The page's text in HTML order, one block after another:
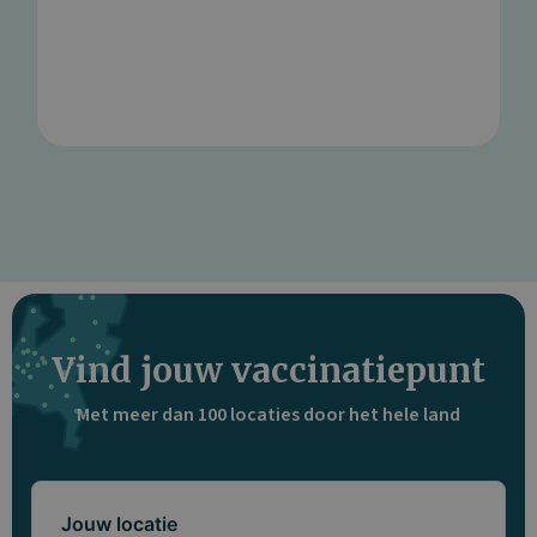
Vind jouw vaccinatiepunt
Met meer dan 100 locaties door het hele land
Jouw locatie